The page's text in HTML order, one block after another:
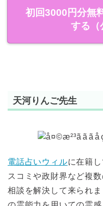
初回3000円分無
する（
天河りんご先生
電話占いウィルに在籍
スコミや政財界など複
相談を解決して来られ